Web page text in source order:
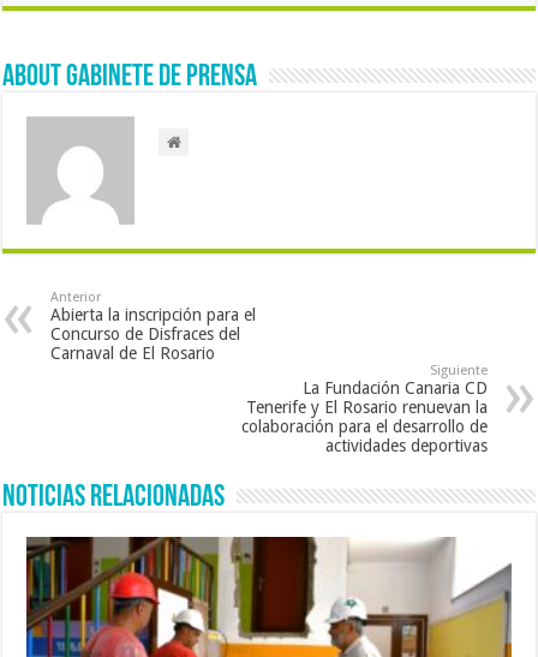
About Gabinete de Prensa
Anterior
Abierta la inscripción para el
Concurso de Disfraces del
Carnaval de El Rosario
Siguiente
La Fundación Canaria CD
Tenerife y El Rosario renuevan la
colaboración para el desarrollo de
actividades deportivas
Noticias Relacionadas